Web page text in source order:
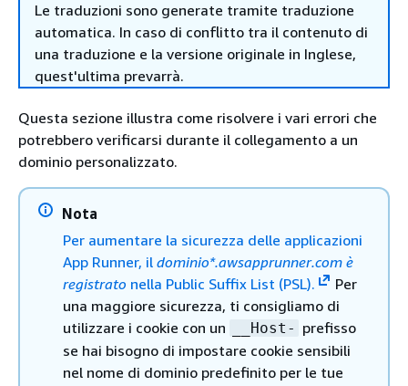
Le traduzioni sono generate tramite traduzione
automatica. In caso di conflitto tra il contenuto di
una traduzione e la versione originale in Inglese,
quest'ultima prevarrà.
Questa sezione illustra come risolvere i vari errori che
potrebbero verificarsi durante il collegamento a un
dominio personalizzato.
Nota
Per aumentare la sicurezza delle applicazioni
App Runner, il dominio*.awsapprunner.com è
registrato nella Public Suffix List (PSL).
Per
una maggiore sicurezza, ti consigliamo di
utilizzare i cookie con un
__Host- prefisso
se hai bisogno di impostare cookie sensibili
nel nome di dominio predefinito per le tue